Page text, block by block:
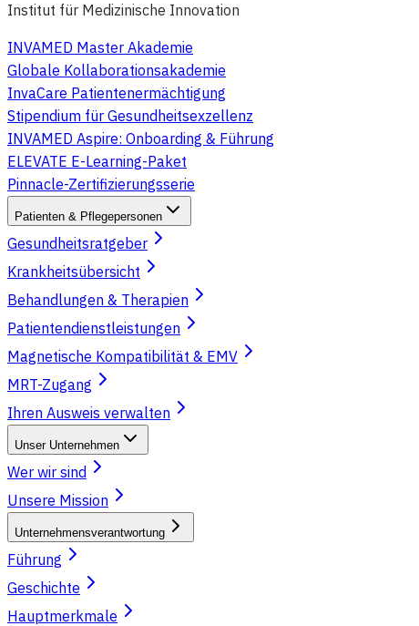
Institut für Medizinische Innovation
INVAMED Master Akademie
Globale Kollaborationsakademie
InvaCare Patientenermächtigung
Stipendium für Gesundheitsexzellenz
INVAMED Aspire: Onboarding & Führung
ELEVATE E-Learning-Paket
Pinnacle-Zertifizierungsserie
Patienten & Pflegepersonen
Gesundheitsratgeber
Krankheitsübersicht
Behandlungen & Therapien
Patientendienstleistungen
Magnetische Kompatibilität & EMV
MRT-Zugang
Ihren Ausweis verwalten
Unser Unternehmen
Wer wir sind
Unsere Mission
Unternehmensverantwortung
Führung
Geschichte
Hauptmerkmale